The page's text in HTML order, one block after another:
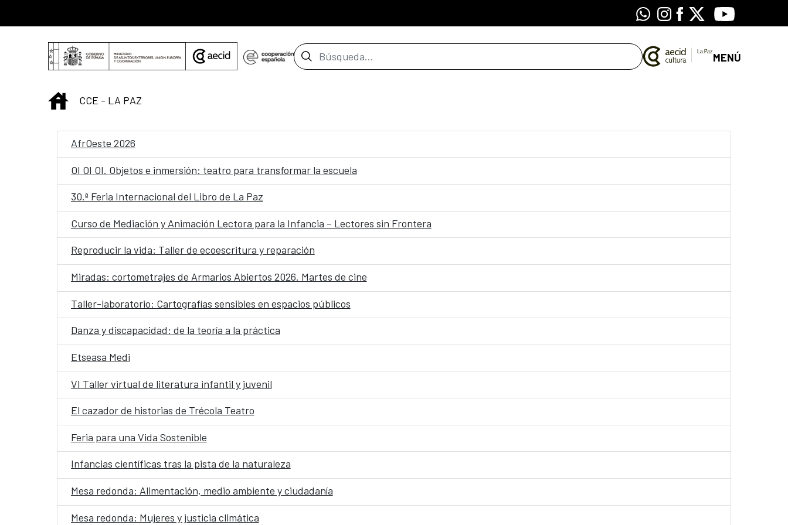
WhatsappInstagram
Facebook
X Youtube
Barra de búsqueda MENÚ
INICIO
CCE - LA PAZ
AfrOeste 2026
OI OI OI. Objetos e inmersión: teatro para transformar la escuela
30.ª Feria Internacional del Libro de La Paz
Curso de Mediación y Animación Lectora para la Infancia – Lectores sin Frontera
Reproducir la vida: Taller de ecoescritura y reparación
Miradas: cortometrajes de Armarios Abiertos 2026. Martes de cine
Taller-laboratorio: Cartografías sensibles en espacios públicos
Danza y discapacidad: de la teoría a la práctica
Etseasa Medi
VI Taller virtual de literatura infantil y juvenil
El cazador de historias de Trécola Teatro
Feria para una Vida Sostenible
Infancias científicas tras la pista de la naturaleza
Mesa redonda: Alimentación, medio ambiente y ciudadanía
Mesa redonda: Mujeres y justicia climática